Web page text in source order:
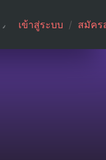
เข้าสู่ระบบ / สมัคร